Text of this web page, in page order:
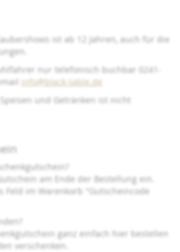
ist ab 12 Jahren, auch für die
nur telefonisch buchbar 0241-
info@black-table.de
und Getränken ist nicht
am Ende der Bestellung ein.
Feld im Warenkorb "Gutscheincode
ganz einfach hier bestellen
verschenken.